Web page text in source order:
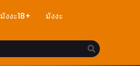
มังงะ18+ มังงะ